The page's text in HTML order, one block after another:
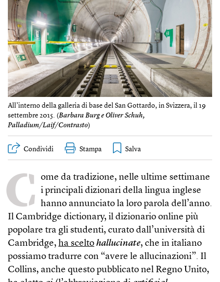
All’interno della galleria di base del San Gottardo, in Svizzera, il 19
settembre 2015. (Barbara Burg e Oliver Schuh,
Palladium/Laif/Contrasto)
Condividi Stampa
C
ome da tradizione, nelle ultime settimane
i principali dizionari della lingua inglese
hanno annunciato la loro parola dell’anno.
Il Cambridge dictionary, il dizionario online più
popolare tra gli studenti, curato dall’università di
Cambridge, ha scelto hallucinate, che in italiano
possiamo tradurre con “avere le allucinazioni”. Il
Collins, anche questo pubblicato nel Regno Unito,